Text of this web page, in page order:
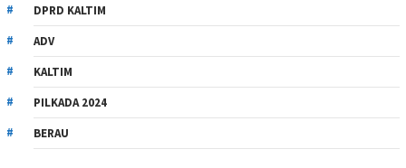
DPRD KALTIM
ADV
KALTIM
PILKADA 2024
BERAU